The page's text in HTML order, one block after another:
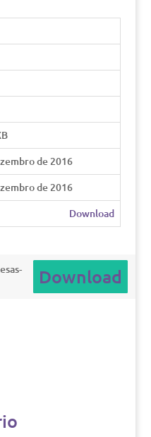
de 2016
de 2016
Download
Download